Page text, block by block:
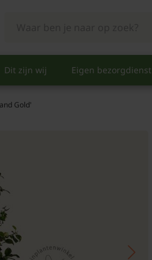
Dit zijn wij Eigen bezorgdienst
Gold'